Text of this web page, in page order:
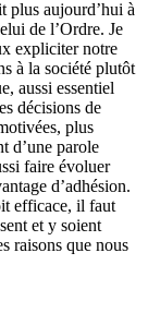
plus aujourd’hui à
de l’Ordre. Je
expliciter notre
à la société plutôt
aussi essentiel
décisions de
plus
d’une parole
faire évoluer
d’adhésion.
efficace, il faut
et y soient
raisons que nous